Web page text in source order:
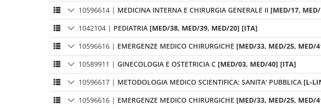
10596614 | MEDICINA INTERNA E CHIRURGIA GENERALE II [MED/17,
1042104 | PEDIATRIA [MED/38, MED/39, MED/20] [ITA]
10596616 | EMERGENZE MEDICO CHIRURGICHE [MED/33, MED/25, MED/
10589911 | GINECOLOGIA E OSTETRICIA C [MED/03, MED/40] [ITA]
10596617 | METODOLOGIA MEDICO SCIENTIFICA: SANITA' PUBBLICA [L-
10596616 | EMERGENZE MEDICO CHIRURGICHE [MED/33, MED/25, MED/